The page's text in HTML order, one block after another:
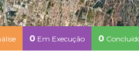
0 Em Execução 0